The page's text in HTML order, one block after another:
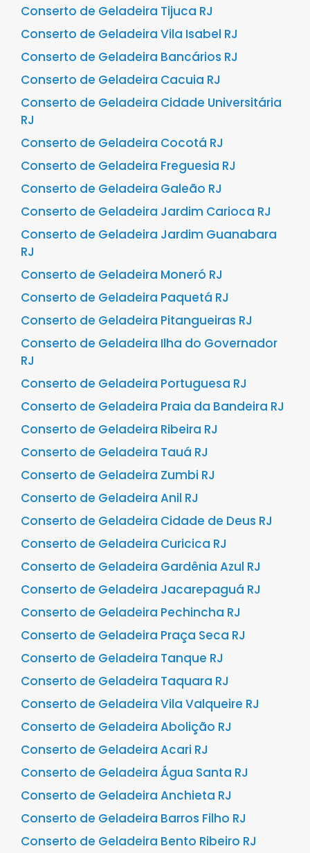
Conserto de Geladeira Tijuca RJ
Conserto de Geladeira Vila Isabel RJ
Conserto de Geladeira Bancários RJ
Conserto de Geladeira Cacuia RJ
Conserto de Geladeira Cidade Universitária
RJ
Conserto de Geladeira Cocotá RJ
Conserto de Geladeira Freguesia RJ
Conserto de Geladeira Galeão RJ
Conserto de Geladeira Jardim Carioca RJ
Conserto de Geladeira Jardim Guanabara
RJ
Conserto de Geladeira Moneró RJ
Conserto de Geladeira Paquetá RJ
Conserto de Geladeira Pitangueiras RJ
Conserto de Geladeira Ilha do Governador
RJ
Conserto de Geladeira Portuguesa RJ
Conserto de Geladeira Praia da Bandeira RJ
Conserto de Geladeira Ribeira RJ
Conserto de Geladeira Tauá RJ
Conserto de Geladeira Zumbi RJ
Conserto de Geladeira Anil RJ
Conserto de Geladeira Cidade de Deus RJ
Conserto de Geladeira Curicica RJ
Conserto de Geladeira Gardênia Azul RJ
Conserto de Geladeira Jacarepaguá RJ
Conserto de Geladeira Pechincha RJ
Conserto de Geladeira Praça Seca RJ
Conserto de Geladeira Tanque RJ
Conserto de Geladeira Taquara RJ
Conserto de Geladeira Vila Valqueire RJ
Conserto de Geladeira Abolição RJ
Conserto de Geladeira Acari RJ
Conserto de Geladeira Água Santa RJ
Conserto de Geladeira Anchieta RJ
Conserto de Geladeira Barros Filho RJ
Conserto de Geladeira Bento Ribeiro RJ